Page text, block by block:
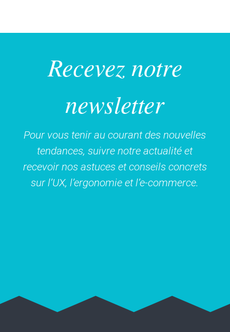
Recevez notre
newsletter
Pour vous tenir au courant des nouvelles
tendances, suivre notre actualité et
recevoir nos astuces et conseils concrets
sur l’UX, l’ergonomie et l’e-commerce.